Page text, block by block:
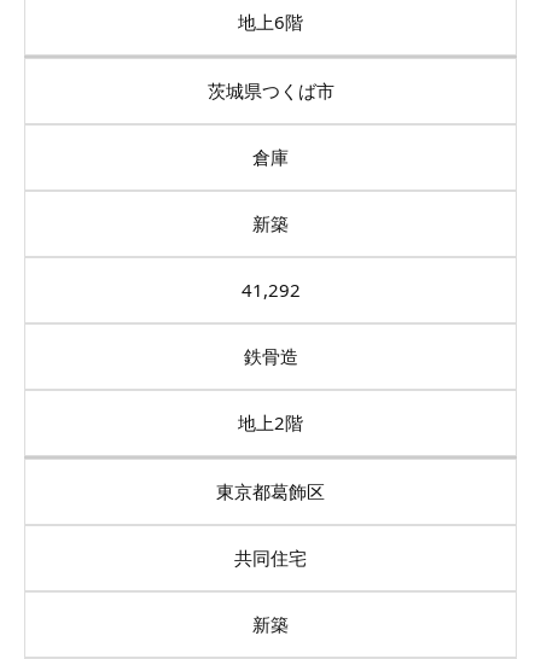
地上6階
茨城県つくば市
倉庫
新築
41,292
鉄骨造
地上2階
東京都葛飾区
共同住宅
新築